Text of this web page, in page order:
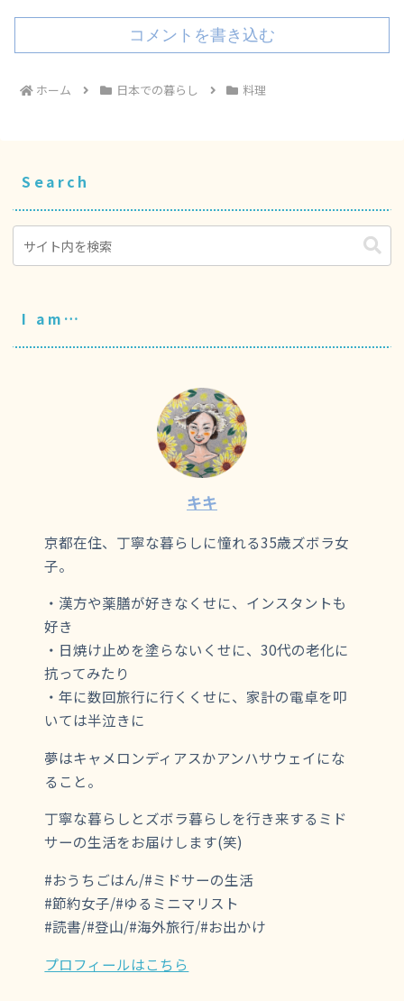
コメントを書き込む
ホーム 日本での暮らし 料理
Search
I am…
キキ
京都在住、丁寧な暮らしに憧れる35歳ズボラ女
子。
・漢方や薬膳が好きなくせに、インスタントも
好き
・日焼け止めを塗らないくせに、30代の老化に
抗ってみたり
・年に数回旅行に行くくせに、家計の電卓を叩
いては半泣きに
夢はキャメロンディアスかアンハサウェイにな
ること。
丁寧な暮らしとズボラ暮らしを行き来するミド
サーの生活をお届けします(笑)
#おうちごはん/#ミドサーの生活
#節約女子/#ゆるミニマリスト
#読書/#登山/#海外旅行/#お出かけ
プロフィールはこちら